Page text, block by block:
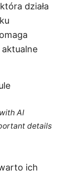
działa
AI
details
ich